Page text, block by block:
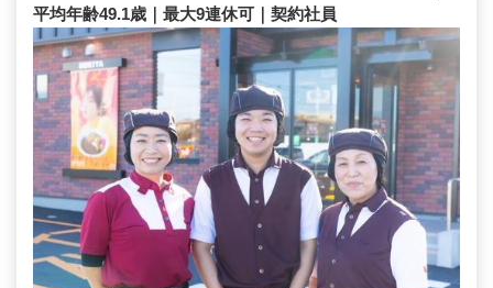
平均年齢49.1歳｜最大9連休可｜契約社員